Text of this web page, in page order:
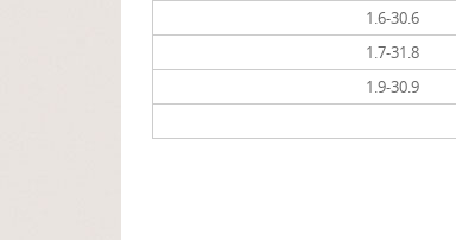
1.6-30.6
1.7-31.8
1.9-30.9